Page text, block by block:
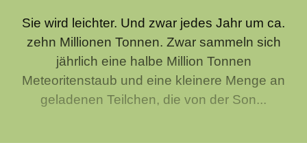
Sie wird leichter. Und zwar jedes Jahr um ca.
zehn Millionen Tonnen. Zwar sammeln sich
jährlich eine halbe Million Tonnen
Meteoritenstaub und eine kleinere Menge an
geladenen Teilchen, die von der Son...